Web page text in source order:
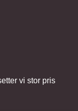
vi stor pris